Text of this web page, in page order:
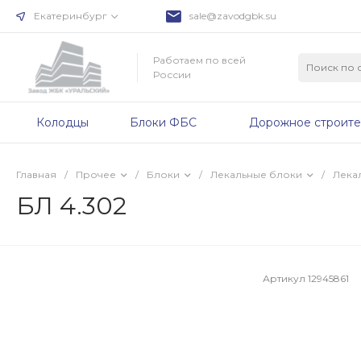
Екатеринбург sale@zavodgbk.su
Работаем по всей
России
Колодцы Блоки ФБС Дорожное
Главная / Прочее / Блоки / Лекальные блоки /
БЛ 4.302
Артикул12945861